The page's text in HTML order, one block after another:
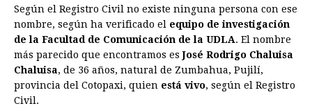
Según el Registro Civil no existe ninguna persona con ese
nombre, según ha verificado el equipo de investigación
de la Facultad de Comunicación de la UDLA. El nombre
más parecido que encontramos esJosé Rodrigo Chaluisa
Chaluisa, de 36 años, natural de Zumbahua, Pujilí,
provincia del Cotopaxi, quien está vivo, según el Registro
Civil.